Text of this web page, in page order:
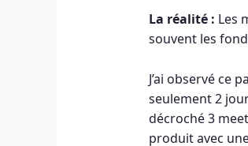
La réalité : Les
souvent les
J’ai observé ce
seulement 2
décroché 3
produit avec